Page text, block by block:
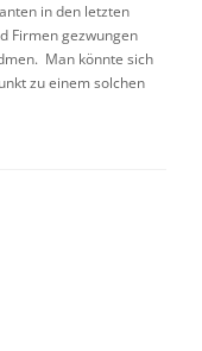
in den letzten
Firmen gezwungen
Man könnte sich
zu einem solchen